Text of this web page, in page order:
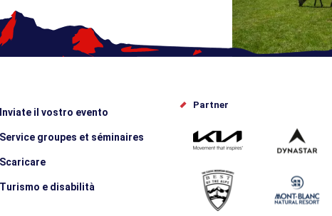
Inviate il vostro evento
Service groupes et séminaires
Scaricare
Turismo e disabilità
Partner